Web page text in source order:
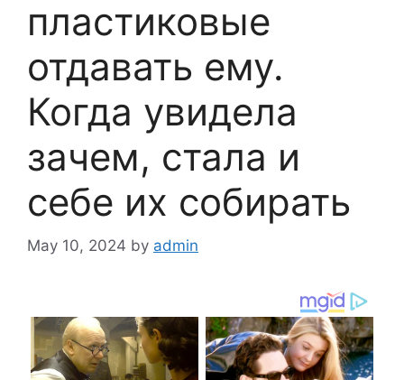
пластиковые
отдавать ему.
Когда увидела
зачем, стала и
себе их собирать
May 10, 2024 by admin